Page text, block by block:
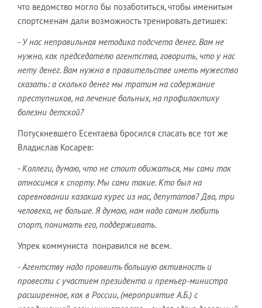
что ведомство могло бы позаботиться, чтобы именитым
спортсменам дали возможность тренировать детишек:
- У нас неправильная методика подсчета денег. Вам не
нужно, как председателю агентства, говорить, что у нас
нету денег. Вам нужно в правительстве иметь мужество
сказать: а сколько денег мы тратим на содержание
преступников, на лечение больных, на профилактику
болезни детской?
Потускневшего Есентаева бросился спасать все тот же
Владислав Косарев:
- Коллеги, думаю, что не стоит обижаться, мы сами так
относимся к спорту. Мы сами такие. Кто был на
соревновании казакша курес из нас, депутатов? Два, три
человека, не больше. Я думаю, нам надо самим любить
спорт, понимать его, поддерживать.
Упрек коммуниста понравился не всем.
- Агентству надо проявить большую активность и
провести с участием президента и премьер-министра
расширенное, как в России, (мероприятие А.Б.) с